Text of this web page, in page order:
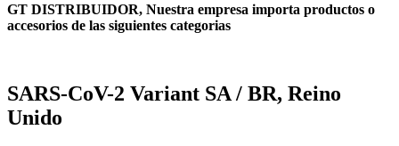
GT DISTRIBUIDOR, Nuestra empresa importa productos o
accesorios de las siguientes categorias
SARS-CoV-2 Variant SA / BR, Reino
Unido